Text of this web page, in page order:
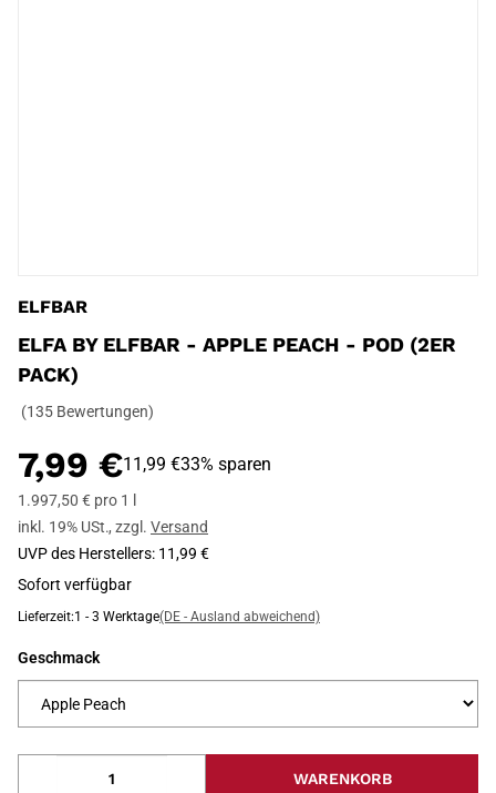
ELFBAR
ELFA BY ELFBAR - APPLE PEACH - POD (2ER
PACK)
(135 Bewertungen)
7,99 €11,99 €33% sparen
1.997,50 € pro 1 l
inkl. 19% USt., zzgl. Versand
UVP des Herstellers: 11,99 €
Sofort verfügbar
Lieferzeit:1 - 3 Werktage(DE - Ausland abweichend)
Geschmack
WARENKORB